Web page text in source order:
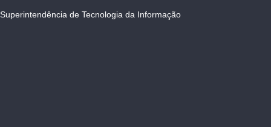
Superintendência de Tecnologia da Informação